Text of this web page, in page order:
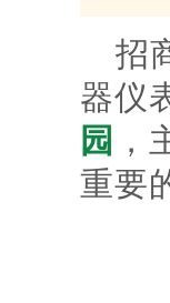
招
器仪
园
重要